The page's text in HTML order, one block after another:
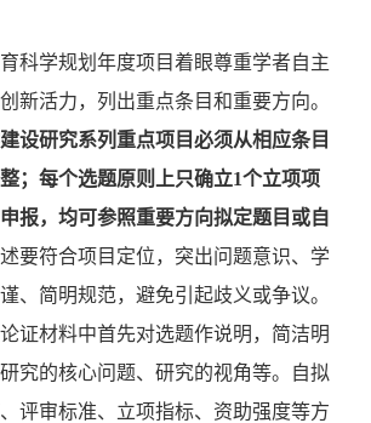
科学规划年度项目着眼尊重学者自主
新活力，列出重点条目和重要方向。
设研究系列重点项目必须从相应条目
；每个选题原则上只确立1个立项项
报，均可参照重要方向拟定题目或自
要符合项目定位，突出问题意识、学
、简明规范，避免引起歧义或争议。
证材料中首先对选题作说明，简洁明
究的核心问题、研究的视角等。自拟
评审标准、立项指标、资助强度等方